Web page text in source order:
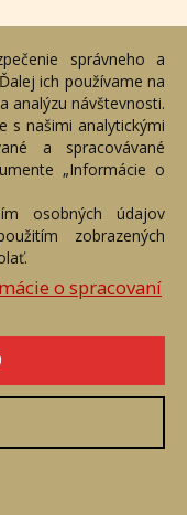
správneho a
ich používame na
analýzu návštevnosti.
s našimi analytickými
a spracovávané
„Informácie o
osobných údajov
zobrazených
o spracovaní